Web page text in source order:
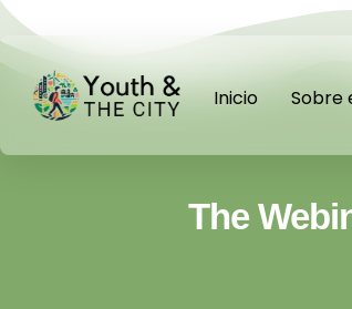
Inicio Sobre
The